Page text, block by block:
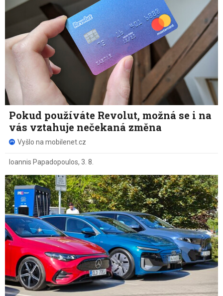
Pokud používáte Revolut, možná se i na
vás vztahuje nečekaná změna
Vyšlo na mobilenet.cz
Ioannis Papadopoulos, 3. 8.